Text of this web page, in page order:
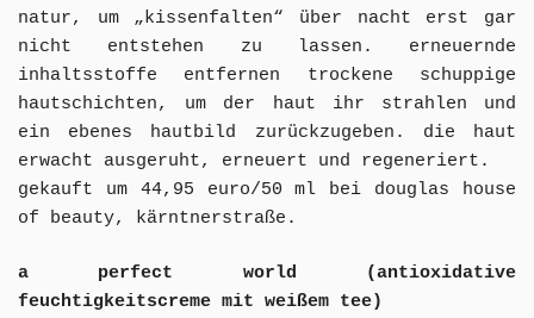
natur, um „kissenfalten“ über nacht erst gar
nicht entstehen zu lassen. erneuernde
inhaltsstoffe entfernen trockene schuppige
hautschichten, um der haut ihr strahlen und
ein ebenes hautbild zurückzugeben. die haut
erwacht ausgeruht, erneuert und regeneriert.
gekauft um 44,95 euro/50 ml bei douglas house
of beauty, kärntnerstraße.
a perfect world (antioxidative
feuchtigkeitscreme mit weißem tee)